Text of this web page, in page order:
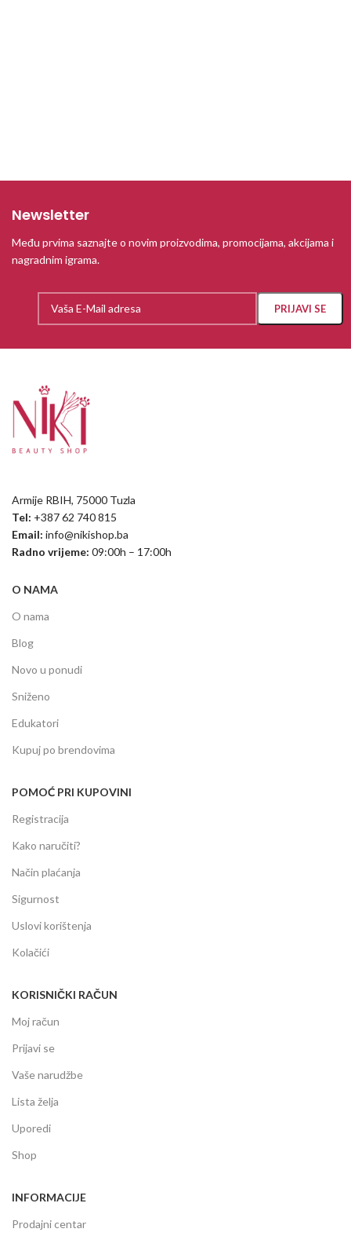
Newsletter
Među prvima saznajte o novim proizvodima, promocijama, akcijama i
nagradnim igrama.
Armije RBIH, 75000 Tuzla
Tel: +387 62 740 815
Email: info@nikishop.ba
Radno vrijeme: 09:00h – 17:00h
O NAMA
O nama
Blog
Novo u ponudi
Sniženo
Edukatori
Kupuj po brendovima
POMOĆ PRI KUPOVINI
Registracija
Kako naručiti?
Način plaćanja
Sigurnost
Uslovi korištenja
Kolačići
KORISNIČKI RAČUN
Moj račun
Prijavi se
Vaše narudžbe
Lista želja
Uporedi
Shop
INFORMACIJE
Prodajni centar